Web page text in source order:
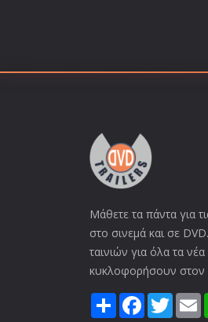
Μάθετε τα πάντα για
στο σινεμά και σε
ταινιών για όλα τα
κυκλοφορήσουν στον
ShareFacebook